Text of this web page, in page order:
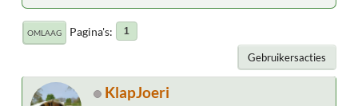
OMLAAG Pagina's 1
Gebruikersacties
KlapJoeri